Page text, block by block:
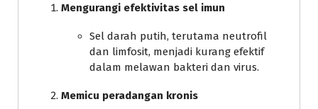
Mengurangi efektivitas sel imun
Sel darah putih, terutama neutrofil
dan limfosit, menjadi kurang efektif
dalam melawan bakteri dan virus.
Memicu peradangan kronis